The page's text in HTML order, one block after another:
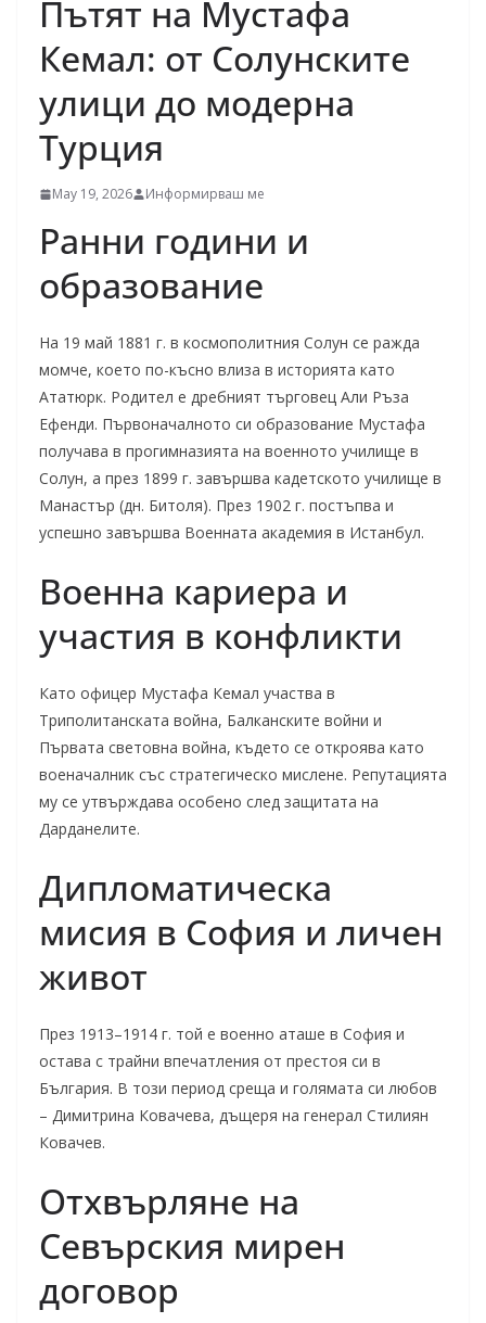
Пътят на Мустафа
Кемал: от Солунските
улици до модерна
Турция
May 19, 2026 Информирваш ме
Ранни години и
образование
На 19 май 1881 г. в космополитния Солун се ражда
момче, което по-късно влиза в историята като
Ататюрк. Родител е дребният търговец Али Ръза
Ефенди. Първоначалното си образование Мустафа
получава в прогимназията на военното училище в
Солун, а през 1899 г. завършва кадетското училище в
Манастър (дн. Битоля). През 1902 г. постъпва и
успешно завършва Военната академия в Истанбул.
Военна кариера и
участия в конфликти
Като офицер Мустафа Кемал участва в
Триполитанската война, Балканските войни и
Първата световна война, където се откроява като
военачалник със стратегическо мислене. Репутацията
му се утвърждава особено след защитата на
Дарданелите.
Дипломатическа
мисия в София и личен
живот
През 1913–1914 г. той е военно аташе в София и
остава с трайни впечатления от престоя си в
България. В този период среща и голямата си любов
– Димитрина Ковачева, дъщеря на генерал Стилиян
Ковачев.
Отхвърляне на
Севърския мирен
договор